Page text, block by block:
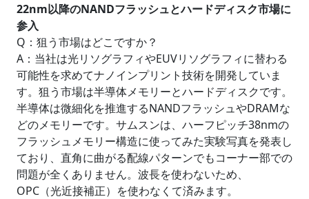
22nm以降のNANDフラッシュとハードディスク市場に
参入
Q：狙う市場はどこですか？
A：当社は光リソグラフィやEUVリソグラフィに替わる
可能性を求めてナノインプリント技術を開発していま
す。狙う市場は半導体メモリーとハードディスクです。
半導体は微細化を推進するNANDフラッシュやDRAMな
どのメモリーです。サムスンは、ハーフピッチ38nmの
フラッシュメモリー構造に使ってみた実験写真を発表し
ており、直角に曲がる配線パターンでもコーナー部での
問題が全くありません。波長を使わないため、
OPC（光近接補正）を使わなくて済みます。